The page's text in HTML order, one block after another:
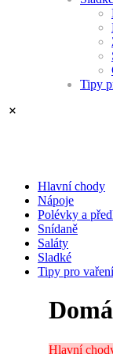
Tipy
Hlavní chody
Nápoje
Polévky a
Snídaně
Saláty
Sladké
Tipy pro vaření
Hlavní